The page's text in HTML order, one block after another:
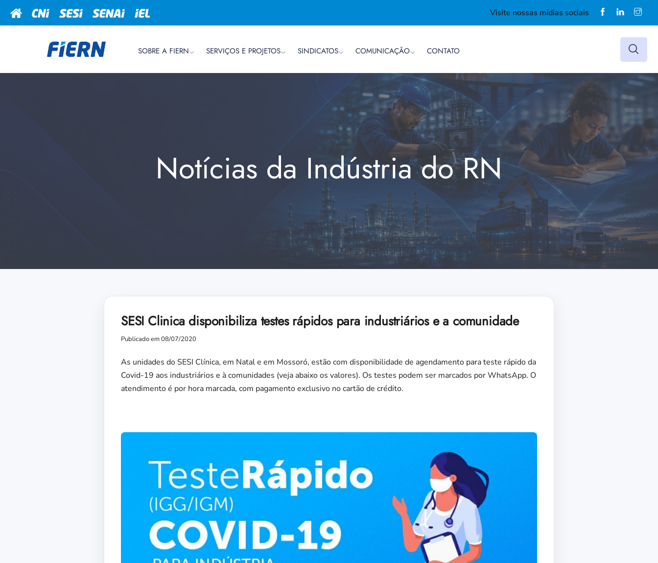
Visite nossas mídias sociais
SOBRE A FIERN SERVIÇOS E PROJETOS SINDICATOS COMUNICAÇÃO CONTATO
Notícias da Indústria do RN
SESI Clinica disponibiliza testes rápidos para industriários e a comunidade
Publicado em 08/07/2020
As unidades do SESI Clínica, em Natal e em Mossoró, estão com disponibilidade de agendamento para teste rápido da
Covid-19 aos industriários e à comunidades (veja abaixo os valores). Os testes podem ser marcados por WhatsApp. O
atendimento é por hora marcada, com pagamento exclusivo no cartão de crédito.